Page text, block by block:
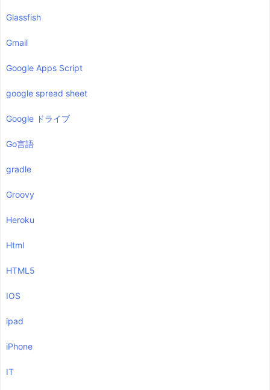
Glassfish
Gmail
Google Apps Script
google spread sheet
Google ドライブ
Go言語
gradle
Groovy
Heroku
Html
HTML5
IOS
ipad
iPhone
IT